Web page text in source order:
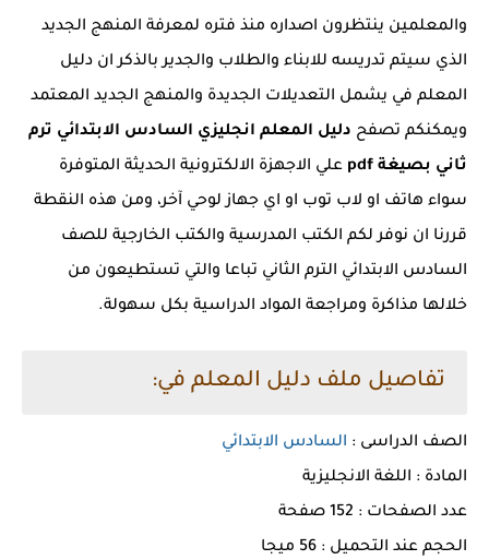
والمعلمين ينتظرون اصداره منذ فتره لمعرفة المنهج الجديد
الذي سيتم تدريسه للابناء والطلاب والجدير بالذكر ان دليل
المعلم في يشمل التعديلات الجديدة والمنهج الجديد المعتمد
ويمكنكم تصفح دليل المعلم انجليزي السادس الابتدائي ترم
ثاني بصيغة pdf
علي الاجهزة الالكترونية الحديثة المتوفرة
سواء هاتف او لاب توب او اي جهاز لوحي آخر، ومن هذه النقطة
قررنا ان نوفر لكم الكتب المدرسية والكتب الخارجية للصف
السادس الابتدائي الترم الثاني تباعا والتي تستطيعون من
خلالها مذاكرة ومراجعة المواد الدراسية بكل سهولة.
تفاصيل ملف دليل المعلم في:
الصف الدراسى : السادس الابتدائي
المادة : اللغة الانجليزية
عدد الصفحات : 152 صفحة
الحجم عند التحميل : 56 ميجا